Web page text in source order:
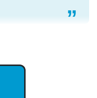
記事。/続編来た
entry/2023/03/27